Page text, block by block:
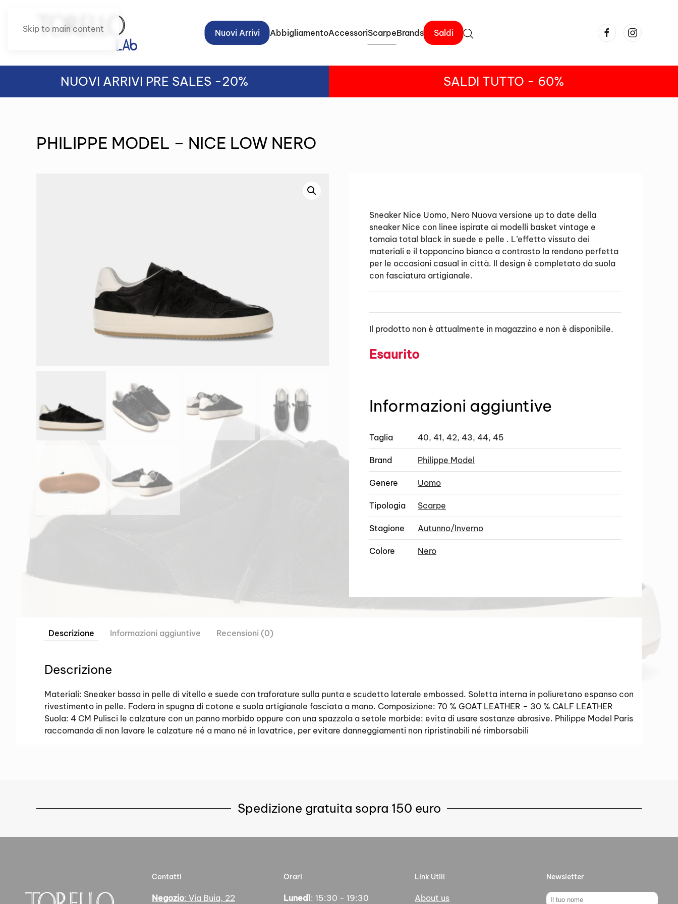
Skip to main content Nuovi Arrivi AbbigliamentoAccessoriScarpeBrands Saldi
NUOVI ARRIVI PRE SALES -20% SALDI TUTTO - 60%
PHILIPPE MODEL – NICE LOW NERO
Sneaker Nice Uomo, Nero Nuova versione up to date della
sneaker Nice con linee ispirate ai modelli basket vintage e
tomaia total black in suede e pelle . L’effetto vissuto dei
materiali e il topponcino bianco a contrasto la rendono perfetta
per le occasioni casual in città. Il design è completato da suola
con fasciatura artigianale.
Il prodotto non è attualmente in magazzino e non è disponibile.
Esaurito
Informazioni aggiuntive
Taglia 40, 41, 42, 43, 44, 45
Brand Philippe Model
Genere Uomo
Tipologia Scarpe
Stagione Autunno/Inverno
Colore Nero
Descrizione Informazioni aggiuntive Recensioni (0)
Descrizione
Materiali: Sneaker bassa in pelle di vitello e suede con traforature sulla punta e scudetto laterale embossed. Soletta interna in poliuretano espanso con
rivestimento in pelle. Fodera in spugna di cotone e suola artigianale fasciata a mano. Composizione: 70 % GOAT LEATHER – 30 % CALF LEATHER
Suola: 4 CM Pulisci le calzature con un panno morbido oppure con una spazzola a setole morbide: evita di usare sostanze abrasive. Philippe Model Paris
raccomanda di non lavare le calzature né a mano né in lavatrice, per evitare danneggiamenti non ripristinabili né rimborsabili
Spedizione gratuita sopra 150 euro
Contatti
Negozio: Via Buia, 22
Orari
Lunedì: 15:30 - 19:30
Link Utili
About us
Newsletter